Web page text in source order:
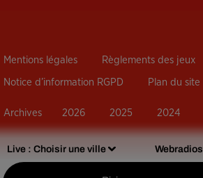
Live : Choisir une ville Webradios
Mentions légales Règlements des jeux
Notice d’information RGPD Plan du site
Archives 2026 2025 2024